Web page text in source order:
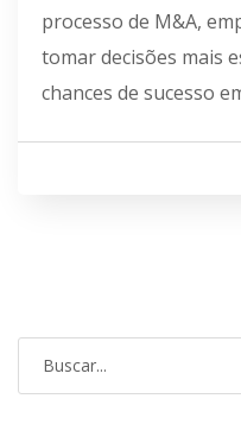
processo de M&A,
tomar decisões mais
chances de sucesso